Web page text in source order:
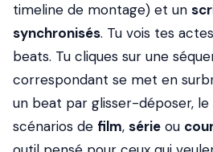
timeline de montage) et un
synchronisés. Tu vois tes
beats. Tu cliques sur une
correspondant se met en
un beat par glisser-déposer,
scénarios de film, série ou